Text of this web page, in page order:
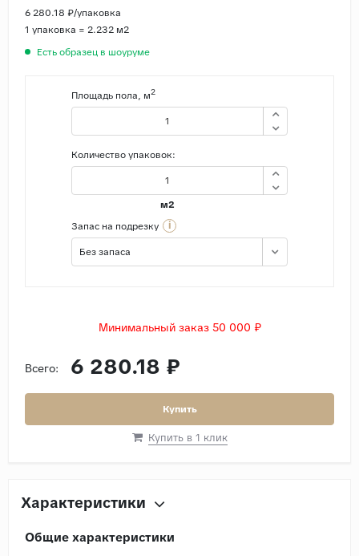
Испания
Италия
6 280.18 ₽/упаковка
1 упаковка = 2.232 м2
Есть образец в шоуруме
Площадь пола, м2
Количество упаковок:
м2
Запас на подрезку
i
Без запаса
Минимальный заказ 50 000 ₽
Всего: 6 280.18 ₽
Купить
Купить в 1 клик
Характеристики
Общие характеристики